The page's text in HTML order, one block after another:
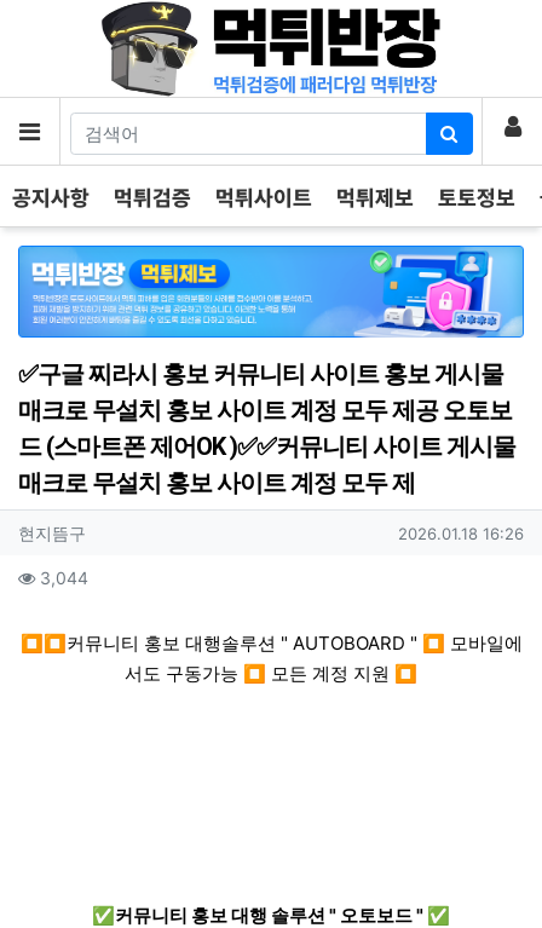
메뉴 로
공지사항 먹튀검증 먹튀사이트 먹튀제보 토토정보
✅구글 찌라시 홍보 커뮤니티 사이트 홍보 게시물
매크로 무설치 홍보 사이트 계정 모두 제공 오토보
드 (스마트폰 제어OK )✅✅커뮤니티 사이트 게시물
매크로 무설치 홍보 사이트 계정 모두 제
작성자 정보
현지뜸구 작성일
2026.01.18 16:26
컨텐츠 정보
3,044
⏹⏹커뮤니티 홍보 대행솔루션 " AUTOBOARD " ⏹ 모바일에
서도 구동가능 ⏹ 모든 계정 지원 ⏹
✅커뮤니티 홍보 대행 솔루션 " 오토보드 " ✅